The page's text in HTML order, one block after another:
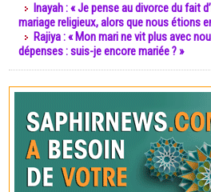
Inayah : « Je pense au divorce du fait
mariage religieux, alors que nous étions
Rajiya : « Mon mari ne vit plus avec
dépenses : suis-je encore mariée ? »